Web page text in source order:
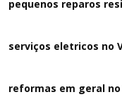
pequenos reparos
serviços eletricos no
reformas em geral no